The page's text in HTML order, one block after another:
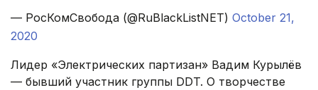
— РосКомСвобода (@RuBlackListNET) October 21,
2020
Лидер «Электрических партизан» Вадим Курылёв
— бывший участник группы DDT. О творчестве